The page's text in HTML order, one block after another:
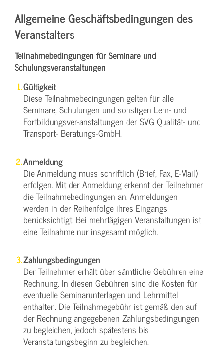
Allgemeine Geschäftsbedingungen des
Veranstalters
Teilnahmebedingungen für Seminare und
Schulungsveranstaltungen
Gültigkeit
Diese Teilnahmebedingungen gelten für alle
Seminare, Schulungen und sonstigen Lehr- und
Fortbildungsver-anstaltungen der SVG Qualität- und
Transport- Beratungs-GmbH.
Anmeldung
Die Anmeldung muss schriftlich (Brief, Fax, E-Mail)
erfolgen. Mit der Anmeldung erkennt der Teilnehmer
die Teilnahmebedingungen an. Anmeldungen
werden in der Reihenfolge ihres Eingangs
berücksichtigt. Bei mehrtägigen Veranstaltungen ist
eine Teilnahme nur insgesamt möglich.
Zahlungsbedingungen
Der Teilnehmer erhält über sämtliche Gebühren eine
Rechnung. In diesen Gebühren sind die Kosten für
eventuelle Seminarunterlagen und Lehrmittel
enthalten. Die Teilnahmegebühr ist gemäß den auf
der Rechnung angegebenen Zahlungsbedingungen
zu begleichen, jedoch spätestens bis
Veranstaltungsbeginn zu begleichen.